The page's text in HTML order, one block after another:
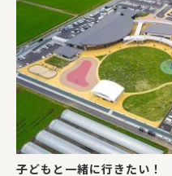
子どもと一緒に行きたい！